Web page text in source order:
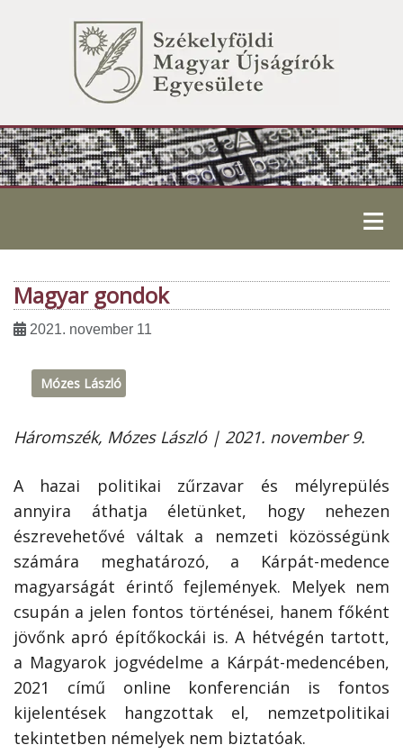
≡
Magyar gondok
2021. november 11
Mózes László
Háromszék, Mózes László | 2021. november 9.
A hazai politikai zűrzavar és mélyrepülés
annyira áthatja életünket, hogy nehezen
észrevehetővé váltak a nemzeti közösségünk
számára meghatározó, a Kárpát-medence
magyarságát érintő fejlemények. Melyek nem
csupán a jelen fontos történései, hanem főként
jövőnk apró építőkockái is. A hétvégén tartott,
a Magyarok jogvédelme a Kárpát-medencében,
2021 című online konferencián is fontos
kijelentések hangzottak el, nemzetpolitikai
tekintetben némelyek nem biztatóak.